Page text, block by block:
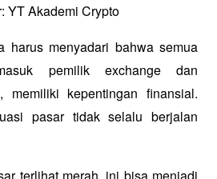
YT Akademi Crypto
harus menyadari bahwa semua
pemilik exchange dan
memiliki kepentingan finansial.
pasar tidak selalu berjalan
terlihat merah, ini bisa menjadi